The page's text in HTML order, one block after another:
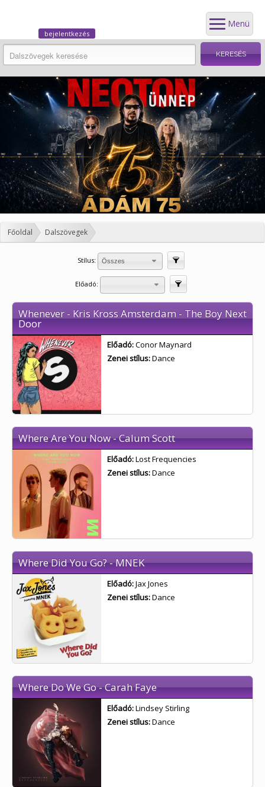
Menü
bejelentkezés
Főoldal Dalszövegek
Stílus: Összes
Előadó:
Whenever - Kris Kross Amsterdam - The Boy Next
Door
Előadó:Conor Maynard
Zenei stílus:Dance
Where Are You Now - Calum Scott
Előadó:Lost Frequencies
Zenei stílus:Dance
Where Did You Go? - MNEK
Előadó:Jax Jones
Zenei stílus:Dance
Where Do We Go - Carah Faye
Előadó:Lindsey Stirling
Zenei stílus:Dance